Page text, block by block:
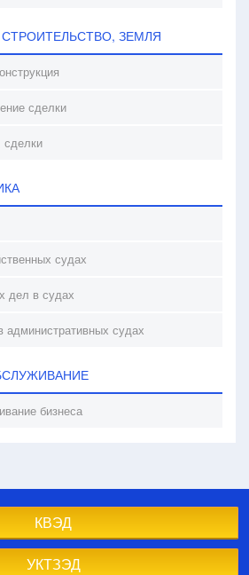
ЗЕМЛЯ
сделки
судах
дел в судах
административных судах
бизнеса
КВЭД
УКТЗЭД